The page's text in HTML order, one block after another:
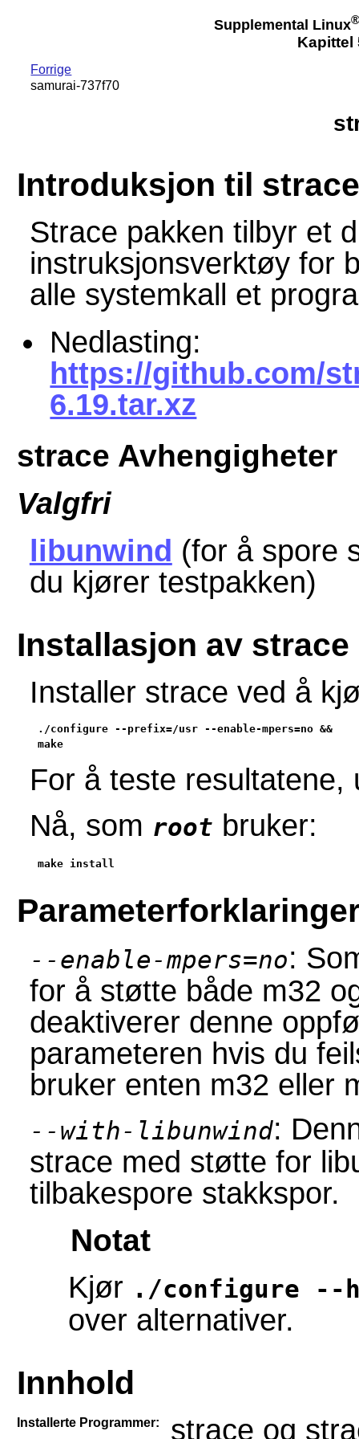
Supplemental Linux®
Kapittel
Forrige
samurai-737f70
Introduksjon til strace
Strace pakken tilbyr et
instruksjonsverktøy for
alle systemkall et
Nedlasting:
https://github.com/
6.19.tar.xz
strace Avhengigheter
Valgfri
libunwind (for å spore
du kjører testpakken)
Installasjon av strace
Installer strace ved å
./configure --prefix=/usr --enable-mpers=no &&
make
For å teste
Nå, som root bruker:
make install
--enable-mpers=no:
for å støtte både m32
deaktiverer denne
parameteren hvis du
bruker enten m32 eller
--with-libunwind:
strace med støtte for
tilbakespore stakkspor.
Notat
Kjør ./configure --
over alternativer.
Innhold
Installerte Programmer: strace og